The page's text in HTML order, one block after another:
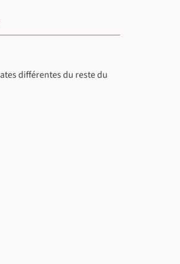
différentes du reste du